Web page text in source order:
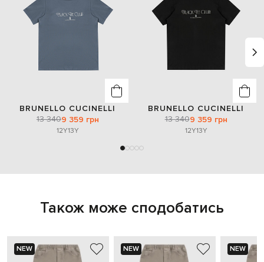
BRUNELLO CUCINELLI
13 3409 359 грн
12Y13Y
BRUNELLO CUCINELLI
13 3409 359 грн
12Y13Y
Також може сподобатись
NEW NEW NEW